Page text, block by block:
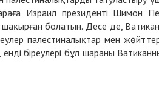
Израил президенті Шимон
болатын. Десе де,
палестиналықтар мен
біреулері бұл шараны